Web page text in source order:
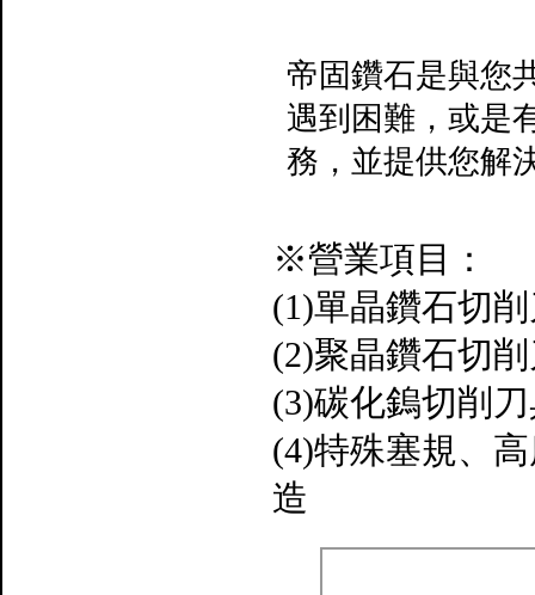
帝固鑽石是與您
遇到困難，或是
務，並提供您解
※營業項目：
(1)單晶鑽石切
(2)聚晶鑽石切
(3)碳化鎢切削
(4)特殊塞規、
造